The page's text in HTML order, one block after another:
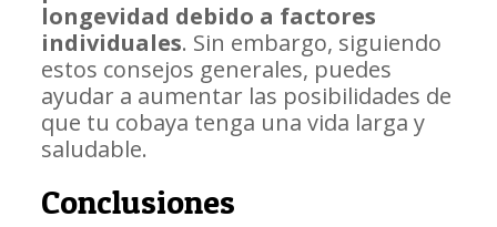
longevidad debido a factores
individuales. Sin embargo, siguiendo
estos consejos generales, puedes
ayudar a aumentar las posibilidades de
que tu cobaya tenga una vida larga y
saludable.
Conclusiones